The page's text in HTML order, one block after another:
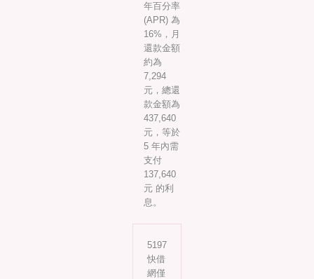
年百分率
(APR) 為
16%，月
還款金額
約為
7,294
元，總還
款金額為
437,640
元，等於
5 年內需
支付
137,640
元 的利
息。
5197
快借
網僅